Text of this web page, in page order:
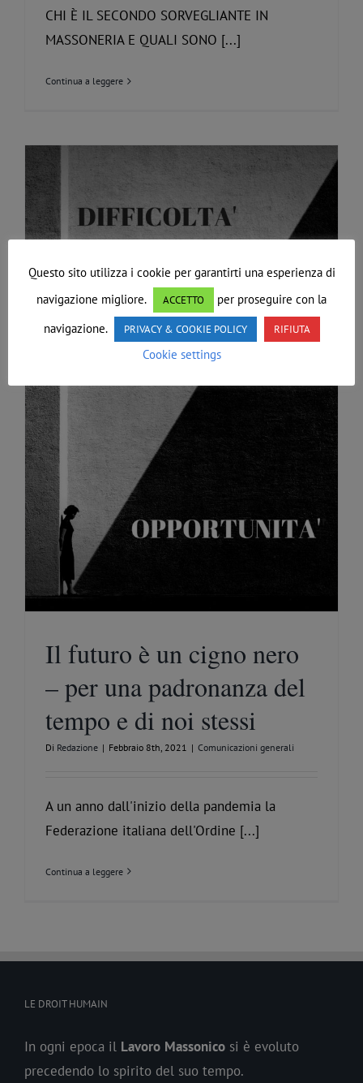
CHI È IL SECONDO SORVEGLIANTE IN
MASSONERIA E QUALI SONO [...]
Continua a leggere
Il futuro è un cigno nero
– per una padronanza del
tempo e di noi stessi
Di Redazione | Febbraio 8th, 2021 | Comunicazioni generali
A un anno dall'inizio della pandemia la
Federazione italiana dell'Ordine [...]
Continua a leggere
LE DROIT HUMAIN
In ogni epoca il Lavoro Massonico si è evoluto
precedendo lo spirito del suo tempo.
Questo sito utilizza i cookie per garantirti una esperienza di
navigazione migliore.
ACCETTO
per proseguire con la
navigazione.
PRIVACY & COOKIE POLICY RIFIUTA
Cookie settings